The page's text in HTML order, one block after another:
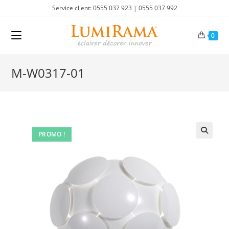
content
Service client: 0555 037 923 | 0555 037 992
0
M-W0317-01
PROMO !